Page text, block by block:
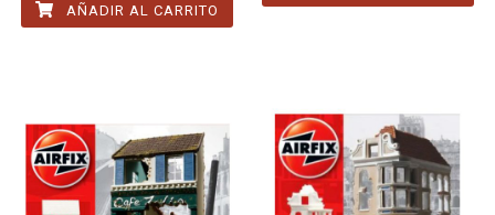
AÑADIR AL CARRITO